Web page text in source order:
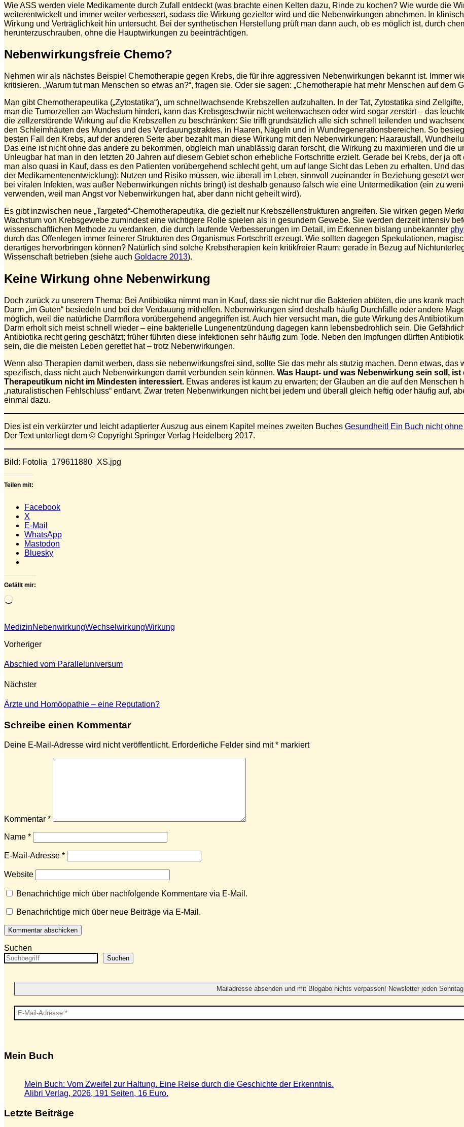
Wie ASS werden viele Medikamente durch Zufall entdeckt (was brachte einen Kelten dazu, Rinde zu kochen? Wie wurde die
weiterentwickelt und immer weiter verbessert, sodass die Wirkung gezielter wird und die Nebenwirkungen abnehmen. In
Wirkung und Verträglichkeit hin untersucht. Bei der synthetischen Herstellung prüft man dann auch, ob es möglich ist, durch
herunterzuschrauben, ohne die Hauptwirkungen zu beeinträchtigen.
Nebenwirkungsfreie Chemo?
Nehmen wir als nächstes Beispiel Chemotherapie gegen Krebs, die für ihre aggressiven Nebenwirkungen bekannt ist. Immer
kritisieren. „Warum tut man Menschen so etwas an?“, fragen sie. Oder sie sagen: „Chemotherapie hat mehr Menschen auf dem
Man gibt Chemotherapeutika („Zytostatika“), um schnellwachsende Krebszellen aufzuhalten. In der Tat, Zytostatika sind
man die Tumorzellen am Wachstum hindert, kann das Krebsgeschwür nicht weiterwachsen oder wird sogar zerstört – das
die zellzerstörende Wirkung auf die Krebszellen zu beschränken: Sie trifft grundsätzlich alle sich schnell teilenden und
den Schleimhäuten des Mundes und des Verdauungstraktes, in Haaren, Nägeln und in Wundregenerationsbereichen. So
besten Fall den Krebs, auf der anderen Seite aber bezahlt man diese Wirkung mit den Nebenwirkungen: Haarausfall,
Das eine ist nicht ohne das andere zu bekommen, obgleich man unablässig daran forscht, die Wirkung zu maximieren und die
Unleugbar hat man in den letzten 20 Jahren auf diesem Gebiet schon erhebliche Fortschritte erzielt. Gerade bei Krebs, der ja
man also quasi in Kauf, dass es den Patienten vorübergehend schlecht geht, um auf lange Sicht das Leben zu erhalten. Und
der Medikamentenentwicklung): Nutzen und Risiko müssen, wie überall im Leben, sinnvoll zueinander in Beziehung gesetzt
bei viralen Infekten, was außer Nebenwirkungen nichts bringt) ist deshalb genauso falsch wie eine Untermedikation (ein zu
verwenden, weil man Angst vor Nebenwirkungen hat, aber dann nicht geheilt wird).
Es gibt inzwischen neue „Targeted“-Chemotherapeutika, die gezielt nur Krebszellenstrukturen angreifen. Sie wirken gegen
Wachstum von Krebsgewebe zumindest eine wichtigere Rolle spielen als in gesundem Gewebe. Sie werden derzeit intensiv
wissenschaftlichen Methode zu verdanken, die durch laufende Verbesserungen im Detail, im Erkennen bislang unbekannter
durch das Offenlegen immer feinerer Strukturen des Organismus Fortschritt erzeugt. Wie sollten dagegen Spekulationen,
derartiges hervorbringen können? Natürlich sind solche Krebstherapien kein kritikfreier Raum; gerade in Bezug auf
Wissenschaft betrieben (siehe auch Goldacre 2013).
Keine Wirkung ohne Nebenwirkung
Doch zurück zu unserem Thema: Bei Antibiotika nimmt man in Kauf, dass sie nicht nur die Bakterien abtöten, die uns krank
Darm „im Guten“ besiedeln und bei der Verdauung mithelfen. Nebenwirkungen sind deshalb häufig Durchfälle oder andere
möglich, weil die natürliche Darmflora vorübergehend angegriffen ist. Auch hier versucht man, die gute Wirkung des
Darm erholt sich meist schnell wieder – eine bakterielle Lungenentzündung dagegen kann lebensbedrohlich sein. Die
Antibiotika recht gering geschätzt; früher führten diese Infektionen sehr häufig zum Tode. Neben den Impfungen dürften
sein, die die meisten Leben gerettet hat – trotz Nebenwirkungen.
Wenn also Therapien damit werben, dass sie nebenwirkungsfrei sind, sollte Sie das mehr als stutzig machen. Denn etwas,
spezifisch, dass nicht auch Nebenwirkungen damit verbunden sein können. Was Haupt- und was Nebenwirkung sein soll,
Therapeutikum nicht im Mindesten interessiert. Etwas anderes ist kaum zu erwarten; der Glauben an die auf den
„naturalistischen Fehlschluss“ entlarvt. Zwar treten Nebenwirkungen nicht bei jedem und überall gleich heftig oder häufig auf,
einmal dazu.
Dies ist ein verkürzter und leicht adaptierter Auszug aus einem Kapitel meines zweiten Buches Gesundheit! Ein Buch nicht
Der Text unterliegt dem © Copyright Springer Verlag Heidelberg 2017.
Bild: Fotolia_179611880_XS.jpg
Teilen mit:
Facebook
X
E-Mail
WhatsApp
Mastodon
Bluesky
Gefällt mir:
Wird
MedizinNebenwirkungWechselwirkungWirkung
Vorheriger
Abschied vom Paralleluniversum
Nächster
Ärzte und Homöopathie – eine Reputation?
Schreibe einen Kommentar
Deine E-Mail-Adresse wird nicht veröffentlicht. Erforderliche Felder sind mit* markiert
Kommentar *
Name *
E-Mail-Adresse *
Website
Benachrichtige mich über nachfolgende Kommentare via E-Mail.
Benachrichtige mich über neue Beiträge via E-Mail.
Suchen
Suchen
Mein Buch
Mein Buch: Vom Zweifel zur Haltung. Eine Reise durch die Geschichte der Erkenntnis.
Alibri Verlag, 2026, 191 Seiten, 16 Euro.
Letzte Beiträge